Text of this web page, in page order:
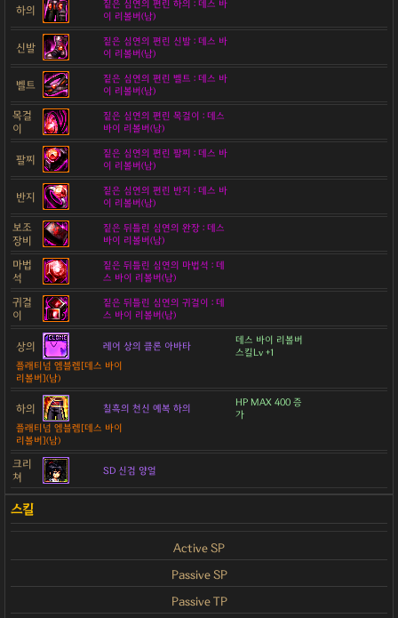
하의
짙은 심연의 편린 하의 : 데스 바
이 리볼버(남)
신발
짙은 심연의 편린 신발 : 데스 바
이 리볼버(남)
벨트
짙은 심연의 편린 벨트 : 데스 바
이 리볼버(남)
목걸
이
짙은 심연의 편린 목걸이 : 데스
바이 리볼버(남)
팔찌
짙은 심연의 편린 팔찌 : 데스 바
이 리볼버(남)
반지
짙은 심연의 편린 반지 : 데스 바
이 리볼버(남)
보조
장비
짙은 뒤틀린 심연의 완장 : 데스
바이 리볼버(남)
마법
석
짙은 뒤틀린 심연의 마법석 : 데
스 바이 리볼버(남)
귀걸
이
짙은 뒤틀린 심연의 귀걸이 : 데
스 바이 리볼버(남)
상의 레어 상의 클론 아바타
데스 바이 리볼버
스킬Lv +1
플래티넘 엠블렘[데스 바이
리볼버](남)
하의 칠흑의 천신 예복 하의
HP MAX 400 증
가
플래티넘 엠블렘[데스 바이
리볼버](남)
크리
쳐
SD 신검 양얼
Active SP
Passive SP
Passive TP